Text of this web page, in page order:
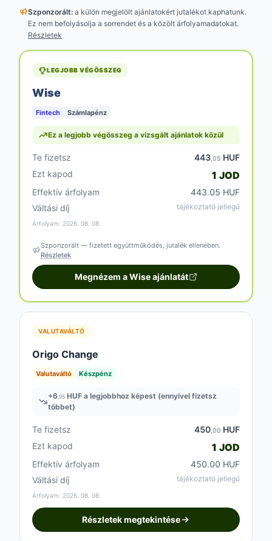
Szponzorált: a külön megjelölt ajánlatokért jutalékot kaphatunk.
Ez nem befolyásolja a sorrendet és a közölt árfolyamadatokat.
Részletek
LEGJOBB VÉGÖSSZEG
Wise
Fintech Számlapénz
Ez a legjobb végösszeg a vizsgált ajánlatok közül
Te fizetsz 443 ,05 HUF
Ezt kapod
1 JOD
Effektív árfolyam
443.05 HUF
Váltási díj
tájékoztató jellegű
Árfolyam: 2026. 08. 08.
Szponzorált — fizetett együttműködés, jutalék ellenében.
Részletek
Megnézem a Wise ajánlatát
VALUTAVÁLTÓ
Origo Change
Valutaváltó Készpénz
+6,95 HUF a legjobbhoz képest (ennyivel fizetsz
többet)
Te fizetsz 450 ,00 HUF
Ezt kapod
1 JOD
Effektív árfolyam
450.00 HUF
Váltási díj
tájékoztató jellegű
Árfolyam: 2026. 08. 08.
Részletek megtekintése